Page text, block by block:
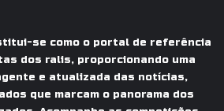
se como o portal de referência
dos ralis, proporcionando uma
e atualizada das notícias,
que marcam o panorama dos